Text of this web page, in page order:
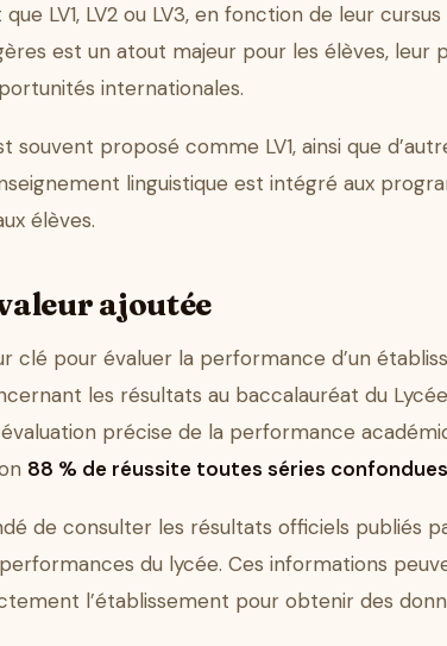
LV1, LV2 ou LV3, en fonction de leur
est un atout majeur pour les élèves,
internationales.
souvent proposé comme LV1, ainsi que
linguistique est intégré aux
élèves.
ajoutée
clé pour évaluer la performance d’un
les résultats au baccalauréat du
précise de la performance
88 % de réussite toutes séries confondues
de consulter les résultats officiels publiés
du lycée. Ces informations
l’établissement pour obtenir des